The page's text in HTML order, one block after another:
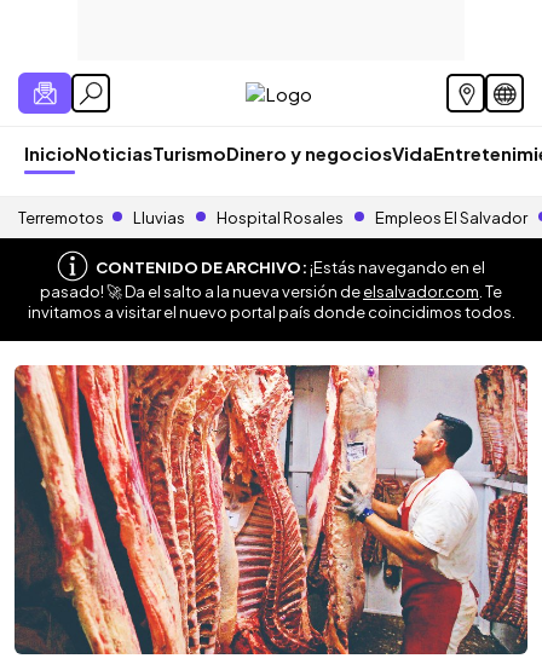
InicioNoticiasTurismoDinero y negociosVida
Terremotos Lluvias Hospital Rosales Empleos El Salvador
CONTENIDO DE ARCHIVO:¡Estás navegando en el
pasado! 🚀 Da el salto a la nueva versión deelsalvador.com . Te
invitamos a visitar el nuevo portal país donde coincidimos todos.